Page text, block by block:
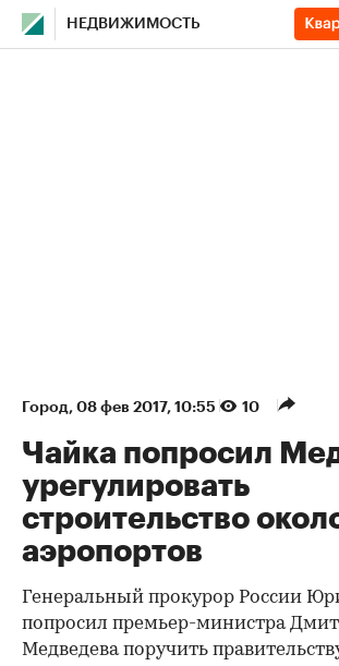
НЕДВИЖИМОСТЬ
Город⁠, 08 фев 2017, 10:55 10
Чайка попросил
урегулировать
строительство
аэропортов
Генеральный прокурор России
попросил премьер-министра
Медведева поручить